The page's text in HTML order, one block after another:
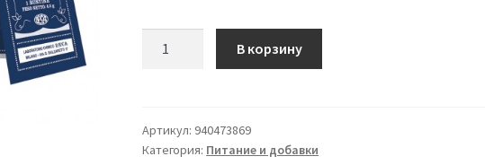
12
Бустин
В корзину
Артикул: 940473869
Категория: Питание и добавки